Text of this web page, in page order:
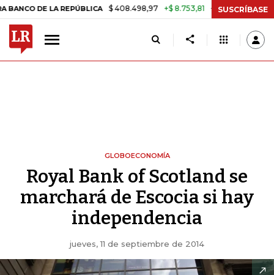
DE LA REPÚBLICA $ 408.498,97 +$ 8.753,81 +2,19% TASA DE
SUSCRÍBASE
GLOBOECONOMÍA
Royal Bank of Scotland se
marchará de Escocia si hay
independencia
jueves, 11 de septiembre de 2014